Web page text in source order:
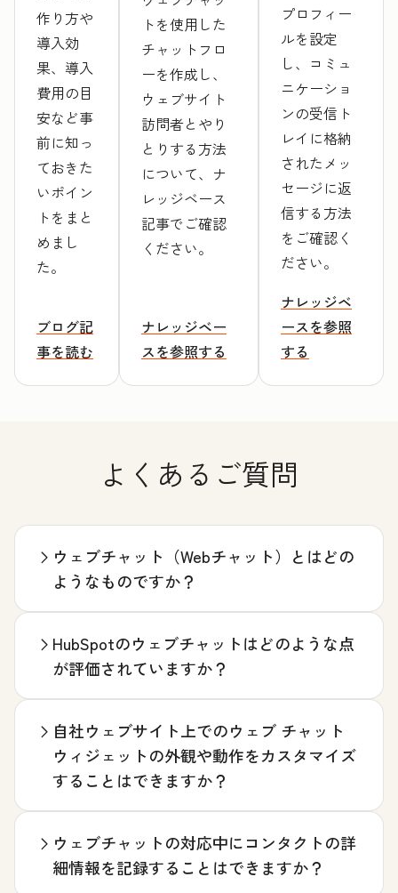
作り方や
導入効
果、導入
費用の目
安など事
前に知っ
ておきた
いポイン
トをまと
めまし
た。
ブログ記
事を読む
トを使用した
チャットフロ
ーを作成し、
ウェブサイト
訪問者とやり
とりする方法
について、ナ
レッジベース
記事でご確認
ください。
ナレッジベー
スを参照する
プロフィー
ルを設定
し、コミュ
ニケーショ
ンの受信ト
レイに格納
されたメッ
セージに返
信する方法
をご確認く
ださい。
ナレッジベ
ースを参照
する
よくあるご質問
ウェブチャット（Webチャット）とはどの
ようなものですか？
HubSpotのウェブチャットはどのような点
が評価されていますか？
自社ウェブサイト上でのウェブ チャット
ウィジェットの外観や動作をカスタマイズ
することはできますか？
ウェブチャットの対応中にコンタクトの詳
細情報を記録することはできますか？